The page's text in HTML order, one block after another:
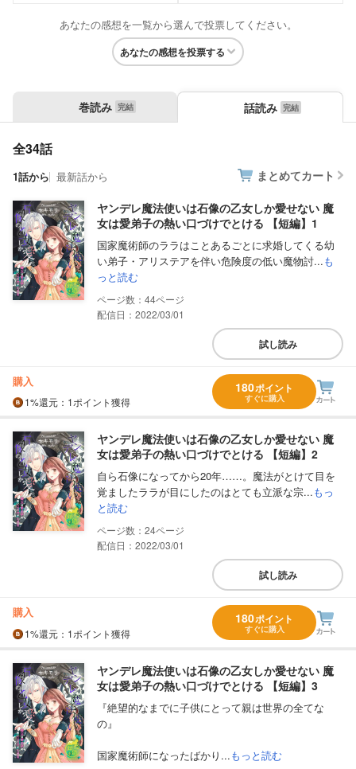
あなたの感想を一覧から選んで投票してください。
あなたの感想を投票する
巻読み 話読み
全34話
1話から 最新話から まとめてカート
ヤンデレ魔法使いは石像の乙女しか愛せない 魔
女は愛弟子の熱い口づけでとける 【短編】1
国家魔術師のララはことあるごとに求婚してくる幼
い弟子・アリステアを伴い危険度の低い魔物討...も
っと読む
44
配信日：2022/03/01
試し読み
購入
1%還元 ：1ポイント獲得
180ポイント
すぐに購入
ヤンデレ魔法使いは石像の乙女しか愛せない 魔
女は愛弟子の熱い口づけでとける 【短編】2
自ら石像になってから20年……。魔法がとけて目を
覚ましたララが目にしたのはとても立派な宗...もっ
と読む
24
配信日：2022/03/01
試し読み
購入
1%還元 ：1ポイント獲得
180ポイント
すぐに購入
ヤンデレ魔法使いは石像の乙女しか愛せない 魔
女は愛弟子の熱い口づけでとける 【短編】3
『絶望的なまでに子供にとって親は世界の全てな
の』
国家魔術師になったばかり...もっと読む